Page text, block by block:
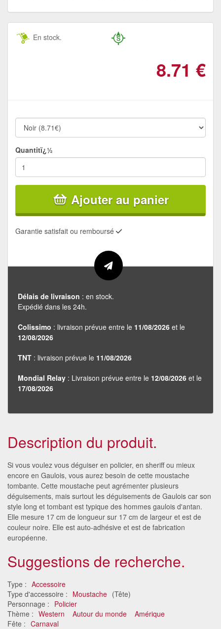
En stock.
8.71 €
Quantitï¿½
Ajouter au panier
Garantie satisfait ou remboursé
Délais de livraison : en stock.
Expédié dans les 24h.
Colissimo : livraison prévue entre le 11/08/2026 et le
12/08/2026
TNT : livraison prévue le 11/08/2026
Mondial Relay : Livraison prévue entre le 12/08/2026 et le
17/08/2026
Description du produit.
Si vous voulez vous déguiser en policier, en sheriff ou mieux
encore en Gaulois, vous aurez besoin de cette moustache
tombante. Cette moustache peut agrémenter plusieurs
déguisements, mais surtout les déguisements de Gaulois car son
style long et tombant est typique des hommes gaulois d'antan.
Elle mesure 17 cm de longueur sur 17 cm de largeur et est de
couleur noire. Elle est auto-adhésive et est de fabrication
européenne.
Suggestions de recherche.
Type : Accessoire
Type d'accessoire : Moustache (Tête)
Personnage : Policier
Thème : Western Autour du monde
Amérique
Fête : Carnaval